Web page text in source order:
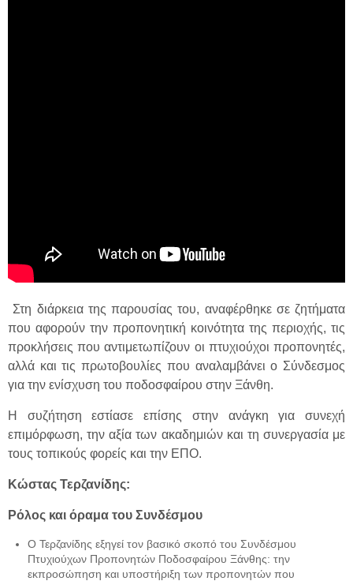
Στη διάρκεια της παρουσίας του, αναφέρθηκε σε ζητήματα
που αφορούν την προπονητική κοινότητα της περιοχής, τις
προκλήσεις που αντιμετωπίζουν οι πτυχιούχοι προπονητές,
αλλά και τις πρωτοβουλίες που αναλαμβάνει ο Σύνδεσμος
για την ενίσχυση του ποδοσφαίρου στην Ξάνθη.
Η συζήτηση εστίασε επίσης στην ανάγκη για συνεχή
επιμόρφωση, την αξία των ακαδημιών και τη συνεργασία με
τους τοπικούς φορείς και την ΕΠΟ.
Κώστας Τερζανίδης:
Ρόλος και όραμα του Συνδέσμου
Ο Τερζανίδης εξηγεί τον βασικό σκοπό του Συνδέσμου
Πτυχιούχων Προπονητών Ποδοσφαίρου Ξάνθης: την
εκπροσώπηση και υποστήριξη των προπονητών που